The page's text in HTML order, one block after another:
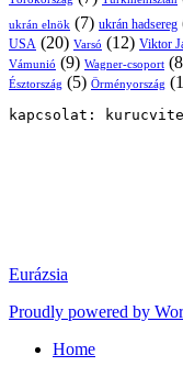
ukrán elnök (7) ukrán hadsereg
USA (20) Varsó (12) Viktor
Vámunió (9) Wagner-csoport
Észtország (5) Örményország
kapcsolat:
Eurázsia
Proudly powered by
Home